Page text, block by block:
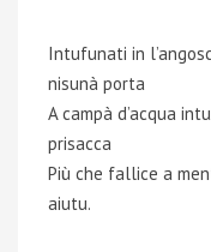
Intufunati in
nisunà porta
A campà d’acqua
prisacca
Più che fallice a
aiutu.